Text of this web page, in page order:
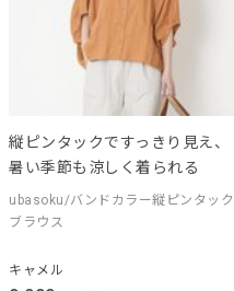
縦ピンタックですっきり見え、
暑い季節も涼しく着られる
ubasoku/バンドカラー縦ピンタック
ブラウス
キャメル